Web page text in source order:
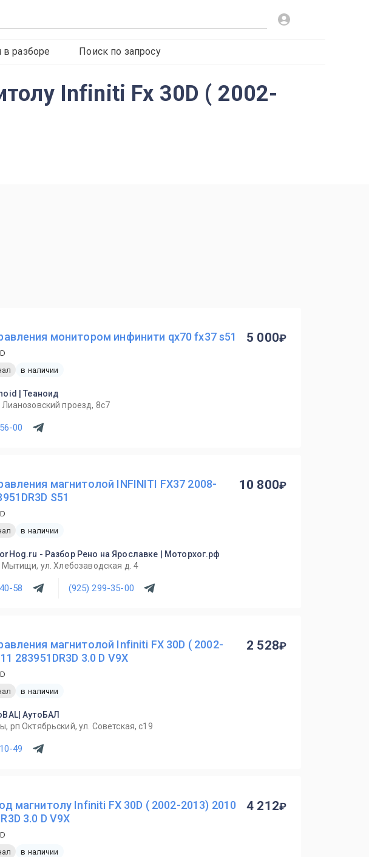
разборе Поиск по запросу
Infiniti Fx 30D ( 2002-
монитором инфинити qx70 fx37 s51
в наличии
| Теаноид
проезд, 8с7
00
5 000
магнитолой INFINITI FX37 2008-
S51
в наличии
- Разбор Рено на Ярославке | Моторхог.рф
Мытищи, ул. Хлебозаводская д. 4
58 (925) 299-35-00
10 800
магнитолой Infiniti FX 30D ( 2002-
283951DR3D 3.0 D V9X
в наличии
АутоБАЛ
рп Октябрьский, ул. Советская, с19
49
2 528
магнитолу Infiniti FX 30D ( 2002-2013) 2010
3.0 D V9X
в наличии
4 212